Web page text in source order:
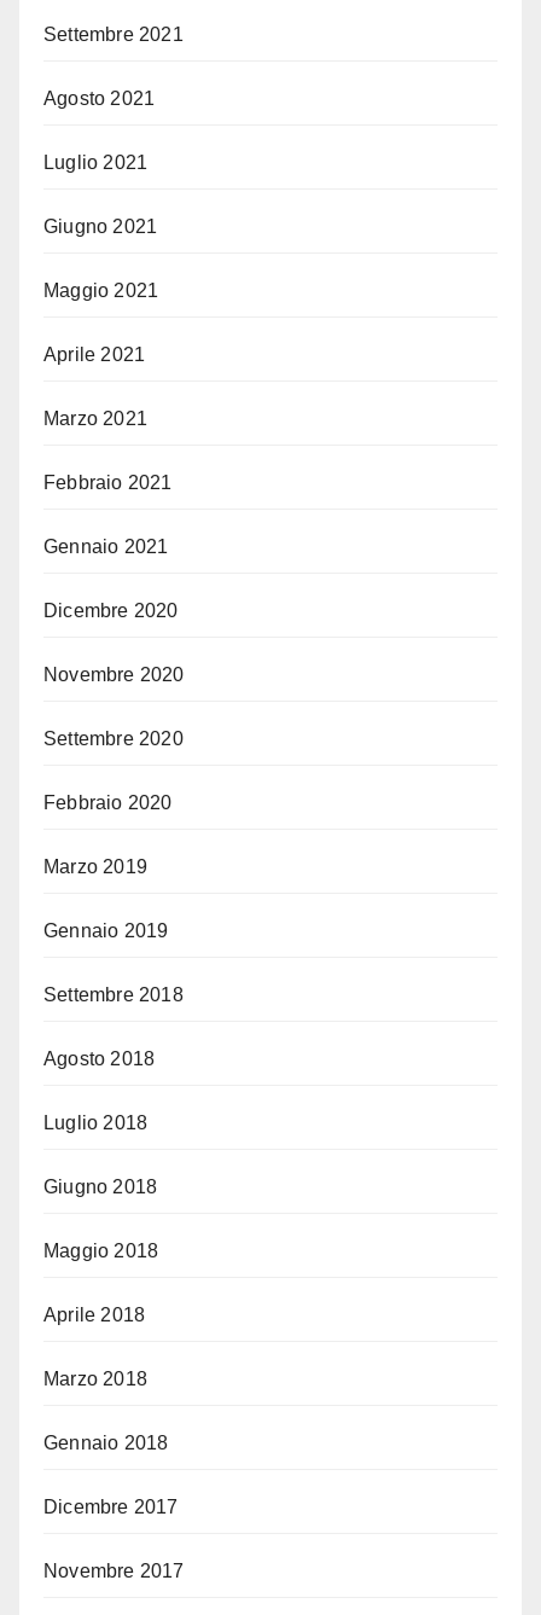
Settembre 2021
Agosto 2021
Luglio 2021
Giugno 2021
Maggio 2021
Aprile 2021
Marzo 2021
Febbraio 2021
Gennaio 2021
Dicembre 2020
Novembre 2020
Settembre 2020
Febbraio 2020
Marzo 2019
Gennaio 2019
Settembre 2018
Agosto 2018
Luglio 2018
Giugno 2018
Maggio 2018
Aprile 2018
Marzo 2018
Gennaio 2018
Dicembre 2017
Novembre 2017